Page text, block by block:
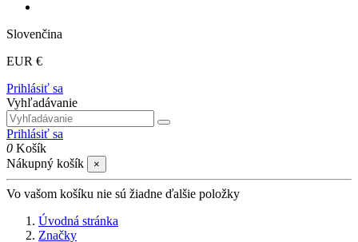
Slovenčina
EUR €
Prihlásiť sa
Vyhľadávanie
Prihlásiť sa
0 Košík
Nákupný košík
×
Vo vašom košíku nie sú žiadne ďalšie položky
Úvodná stránka
Značky